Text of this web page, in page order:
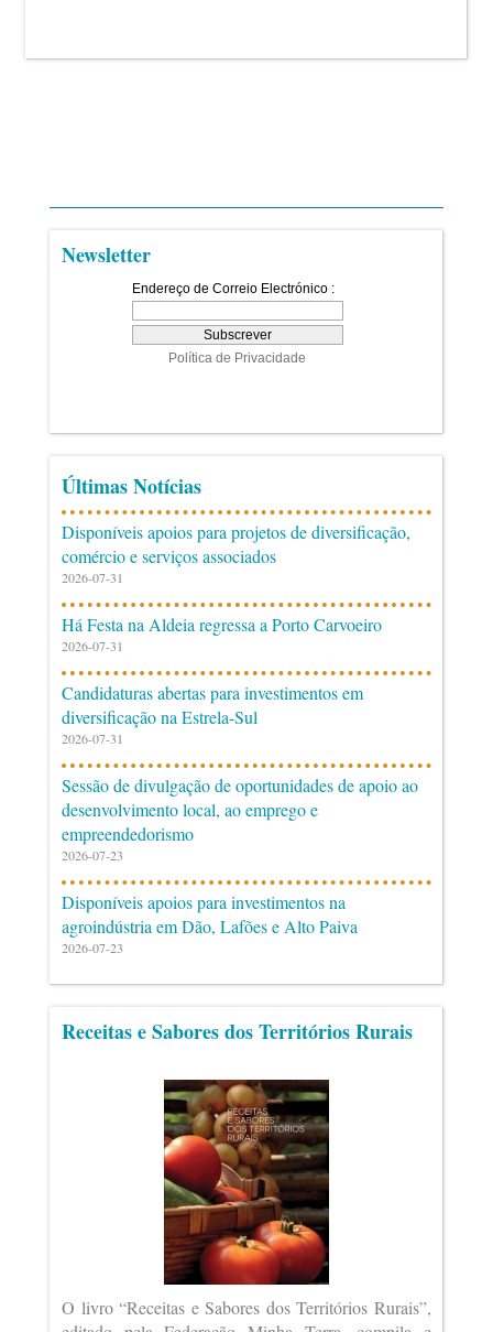
Newsletter
Últimas Notícias
Disponíveis apoios para projetos de diversificação,
comércio e serviços associados
2026-07-31
Há Festa na Aldeia regressa a Porto Carvoeiro
2026-07-31
Candidaturas abertas para investimentos em
diversificação na Estrela-Sul
2026-07-31
Sessão de divulgação de oportunidades de apoio ao
desenvolvimento local, ao emprego e
empreendedorismo
2026-07-23
Disponíveis apoios para investimentos na
agroindústria em Dão, Lafões e Alto Paiva
2026-07-23
Receitas e Sabores dos Territórios Rurais
O livro “Receitas e Sabores dos Territórios Rurais”,